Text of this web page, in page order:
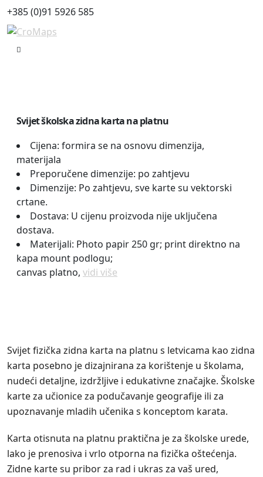
+385 (0)91 5926 585
Svijet školska zidna karta na platnu
Cijena: formira se na osnovu dimenzija,
materijala
Preporučene dimenzije: po zahtjevu
Dimenzije: Po zahtjevu, sve karte su vektorski
crtane.
Dostava: U cijenu proizvoda nije uključena
dostava.
Materijali: Photo papir 250 gr; print direktno na
kapa mount podlogu;
canvas platno, vidi više
Svijet fizička zidna karta na platnu s letvicama kao zidna
karta posebno je dizajnirana za korištenje u školama,
nudeći detaljne, izdržljive i edukativne značajke. Školske
karte za učionice za podučavanje geografije ili za
upoznavanje mladih učenika s konceptom karata.
Karta otisnuta na platnu praktična je za školske urede,
lako je prenosiva i vrlo otporna na fizička oštećenja.
Zidne karte su pribor za rad i ukras za vaš ured,